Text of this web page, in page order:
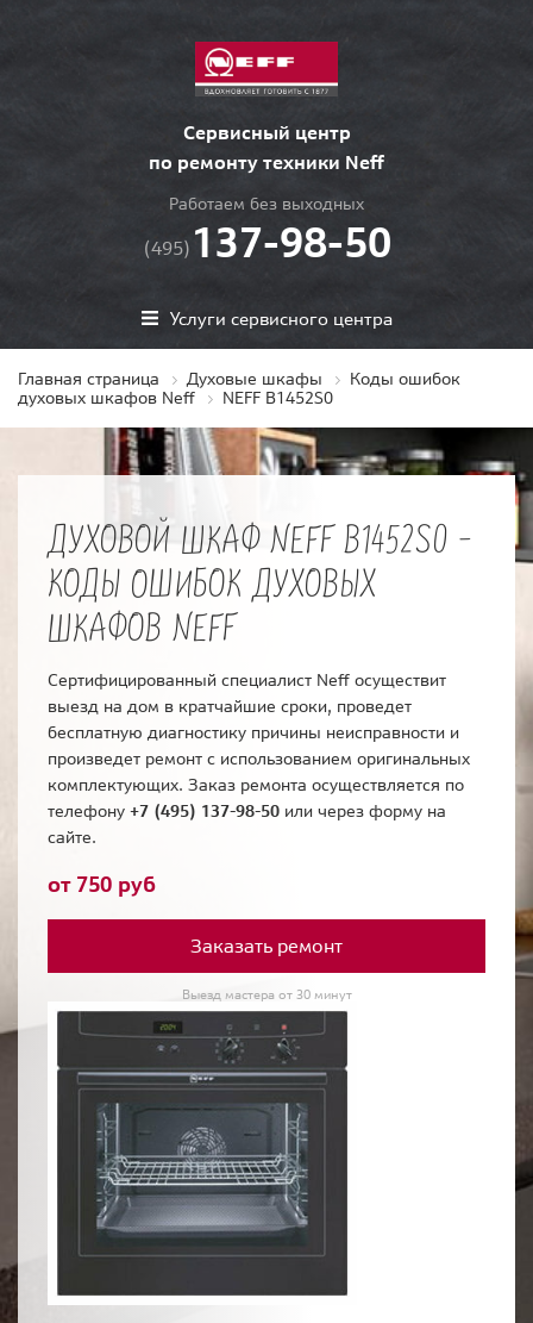
Сервисный центр
по ремонту техники Neff
Работаем без выходных
(495) 137-98-50
Услуги сервисного центра
Главная страница Духовые шкафы
Коды ошибок
духовых шкафов Neff
NEFF B1452S0
ДУХОВОЙ ШКАФ NEFF B1452S0 -
КОДЫ ОШИБОК ДУХОВЫХ
ШКАФОВ NEFF
Сертифицированный специалист Neff осуществит
выезд на дом в кратчайшие сроки, проведет
бесплатную диагностику причины неисправности и
произведет ремонт с использованием оригинальных
комплектующих. Заказ ремонта осуществляется по
телефону +7 (495) 137-98-50 или через форму на
сайте.
от 750 руб
Заказать ремонт
Выезд мастера от 30 минут